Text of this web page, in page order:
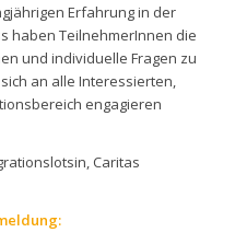
Erfahrung in der
haben TeilnehmerInnen die
und individuelle Fragen zu
an alle Interessierten,
engagieren
Caritas